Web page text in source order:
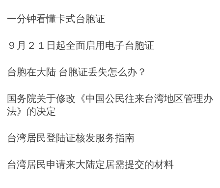
一分钟看懂卡式台胞证
９月２１日起全面启用电子台胞证
台胞在大陆 台胞证丢失怎么办？
国务院关于修改《中国公民往来台湾地区管理办
法》的决定
台湾居民登陆证核发服务指南
台湾居民申请来大陆定居需提交的材料